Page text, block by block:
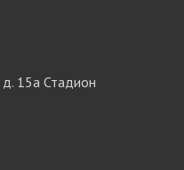
д. 15а Стадион